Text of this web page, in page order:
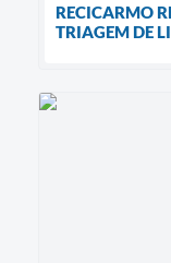
RECICARMO
TRIAGEM DE